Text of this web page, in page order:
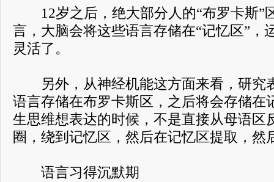
12岁之后，绝大部分人的“布罗卡斯”
言，大脑会将这些语言存储在“记忆区”，
灵活了。
另外，从神经机能这方面来看，研究
语言存储在布罗卡斯区，之后将会存储在
生思维想表达的时候，不是直接从母语区
圈，绕到记忆区，然后在记忆区提取，然
语言习得沉默期